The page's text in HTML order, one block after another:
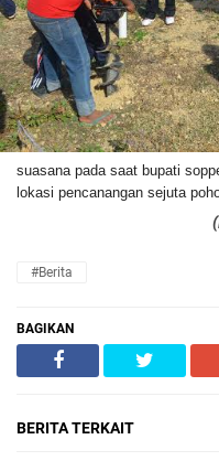
suasana pada saat bupati
lokasi pencanangan sejuta
#Berita
BAGIKAN
BERITA TERKAIT